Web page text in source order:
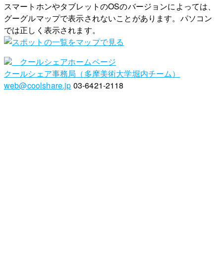
スマートホンやタブレットのOSのバージョンによっては、
グーグルマップで表示されないことがあります。パソコン
では正しく表示されます。
クールシェアホームページ
クールシェア事務局（多摩美術大学堀内チーム）
web@coolshare.jp 03-6421-2118